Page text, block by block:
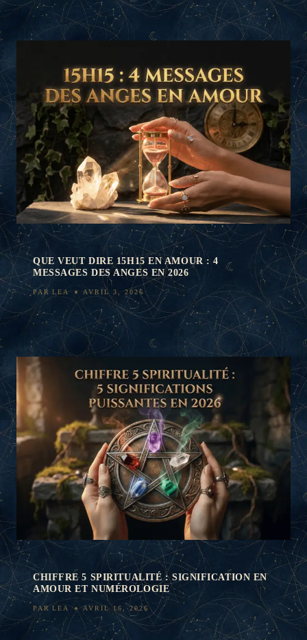
QUE VEUT DIRE 15H15 EN AMOUR : 4
MESSAGES DES ANGES EN 2026
PAR LEA AVRIL 3, 2026
CHIFFRE 5 SPIRITUALITÉ : SIGNIFICATION EN
AMOUR ET NUMÉROLOGIE
PAR LEA AVRIL 16, 2026